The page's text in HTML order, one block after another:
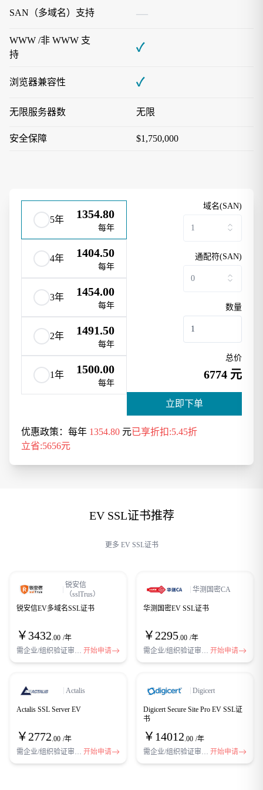
SAN（多域名）支持 —
WWW /非 WWW 支
持
✓
浏览器兼容性 ✓
无限服务器数 无限
安全保障 $1,750,000
5年 1354.80
每年
4年 1404.50
每年
3年 1454.00
每年
2年 1491.50
每年
1年 1500.00
每年
域名(SAN)
通配符(SAN)
数量
总价
6774 元
立即下单
优惠政策： 每年 1354.80 元
5.45折
5656元
EV SSL证书推荐
更多 EV SSL证书
锐安信
（sslTrus）
锐安信EV多域名SSL证书
￥ 3432.00 /年
需企业/组织验证审核 ev 开始申请
华测国密CA
华测国密EV SSL证书
￥ 2295.00 /年
需企业/组织验证审核 ev 开始申请
Actalis
Actalis SSL Server EV
￥ 2772.00 /年
需企业/组织验证审核 ev 开始申请
Digicert
Digicert Secure Site Pro EV SSL证
书
￥ 14012.00 /年
需企业/组织验证审核 ev 开始申请